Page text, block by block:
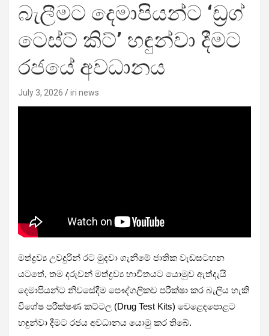
බැලීමට දෙමාපියන්ට ‘ඩ්‍රග්
ටෙස්ට් කිට්’ හඳුන්වා දීමට
රජයේ අවධානය
July 3, 2026 iri news
මත්ද්‍රව්‍ය උවදුරින් රට මුදවා ගැනීමේ ජාතික වැඩසටහන
යටතේ, තම දරුවන් මත්ද්‍රව්‍ය භාවිතයට යොමුව ඇත්දැයි
දෙමාපියන්ට නිවසේදීම පෞද්ගලිකව පරීක්ෂා කර බැලිය හැකි
විශේෂ පරීක්ෂණ කට්ටල (Drug Test Kits) වෙළෙඳපොළට
හඳුන්වා දීමට රජය අවධානය යොමු කර තිබේ.